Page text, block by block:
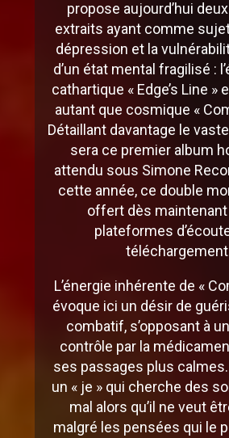
propose aujourd’hui
extraits ayant comme
dépression et la
d’un état mental fragilisé :
cathartique « Edge’s Line »
autant que cosmique «
Détaillant davantage le
sera ce premier album
attendu sous Simone
cette année, ce double
offert dès
plateformes
L’énergie inhérente de «
évoque ici un désir de
combatif, s’opposant à
contrôle par la
ses passages plus
un « je » qui cherche des
mal alors qu’il ne veut
malgré les pensées qui le